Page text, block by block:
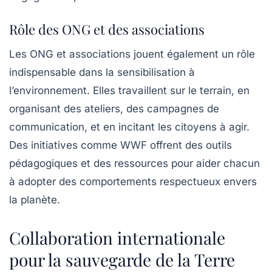
Rôle des ONG et des associations
Les ONG et associations jouent également un rôle
indispensable dans la sensibilisation à
l’environnement. Elles travaillent sur le terrain, en
organisant des ateliers, des campagnes de
communication, et en incitant les citoyens à agir.
Des initiatives comme WWF offrent des outils
pédagogiques et des ressources pour aider chacun
à adopter des comportements respectueux envers
la planète.
Collaboration internationale
pour la sauvegarde de la Terre